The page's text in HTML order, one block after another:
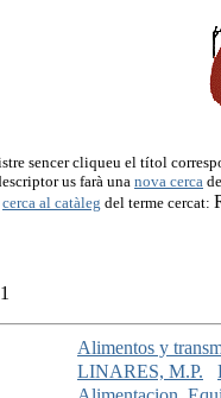
sencer cliqueu el títol
us farà una nova cerca
cerca al catàleg del terme cercat:
1
Alimentos y
LINARES, M.P.